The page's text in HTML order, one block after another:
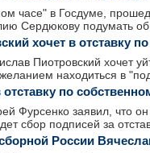
часе" в Госдуме,
Сердюкову подумать об
хочет в отставку
Пиотровский хочет
находиться в
по
Фурсенко заявил, что
сбор подписей за
России